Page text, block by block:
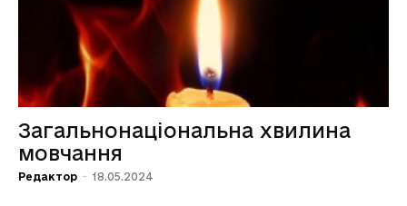
Загальнонаціональна хвилина
мовчання
Редактор - 18.05.2024